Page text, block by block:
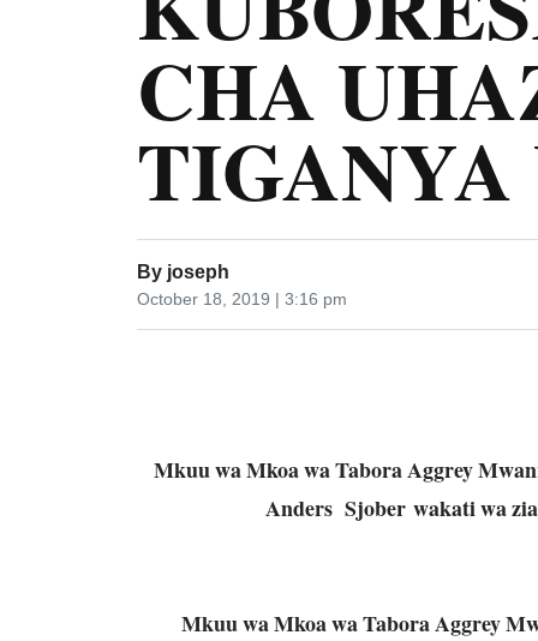
CHA
By joseph
October 18, 2019 | 3:16 pm
Mkuu wa Mkoa wa Tabora Aggrey
Anders Sjober wakati wa
Mkuu wa Mkoa wa Tabora Aggrey